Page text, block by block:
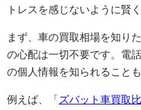
トレスを感じないように賢
まず、車の買取相場を知り
の心配は一切不要です。電
の個人情報を知られること
例えば、「 ズバット車買取